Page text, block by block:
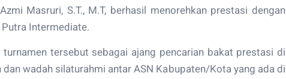
Masruri, S.T., M.T, berhasil menorehkan prestasi dengan
Intermediate.
tersebut sebagai ajang pencarian bakat prestasi di
wadah silaturahmi antar ASN Kabupaten/Kota yang ada di